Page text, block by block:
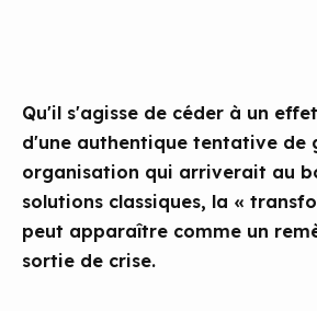
Qu'il s'agisse de céder à un
d'une authentique tentative de
organisation qui arriverait au
solutions classiques, la «
peut apparaître comme un
sortie de crise.